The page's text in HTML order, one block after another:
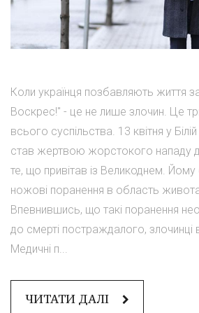
Коли українця позбавляють життя
Воскрес!" - це не лише злочин. Це
всього суспільства. 13 квітня у
став жертвою жорстокого нападу
те, що привітав із Великоднем.
ножові поранення в область
Впевнившись, що такі поранення
до смерті постраждалого, злочинці
Медичні п...
ЧИТАТИ ДАЛІ